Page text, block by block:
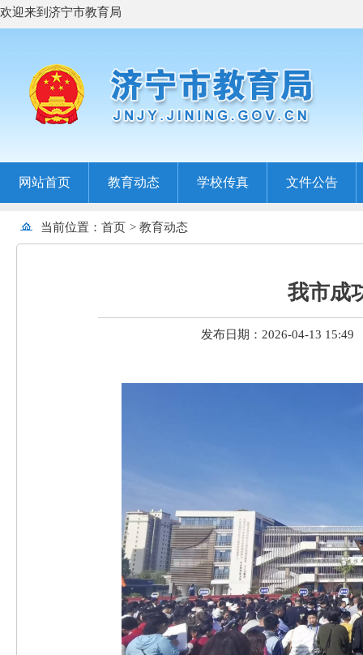
欢迎来到济宁市教育局
网站首页 教育动态 学校传真 文件公告
当前位置： 首页 > 教育动态
我市成
发布日期：2026-04-13 15:49